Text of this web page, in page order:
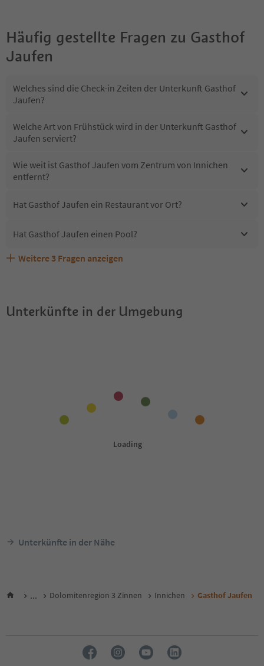
Häufig gestellte Fragen zu Gasthof
Jaufen
Welches sind die Check-in Zeiten der Unterkunft Gasthof
Jaufen?
Welche Art von Frühstück wird in der Unterkunft Gasthof
Jaufen serviert?
Wie weit ist Gasthof Jaufen vom Zentrum von Innichen
entfernt?
Hat Gasthof Jaufen ein Restaurant vor Ort?
Hat Gasthof Jaufen einen Pool?
Sind Haustiere in der Unterkunft Gasthof Jaufen
Welche Services bietet Gasthof Jaufen?
Erhalten die Gäste von Gasthof Jaufen einen Südtirol
Weitere 3 Fragen anzeigen
Unterkünfte in der Umgebung
Unterkünfte in der Nähe
... Dolomitenregion 3 Zinnen Innichen Gasthof Jaufen